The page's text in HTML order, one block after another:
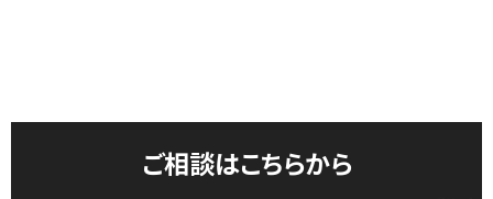
ご相談はこちらから